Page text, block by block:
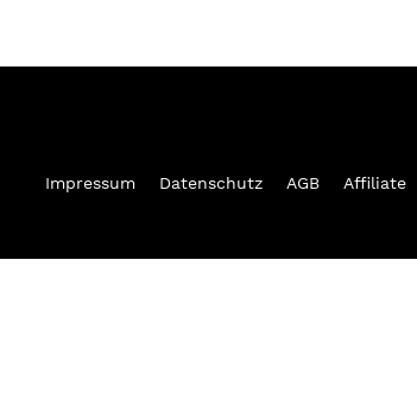
Impressum Datenschutz AGB Affiliate